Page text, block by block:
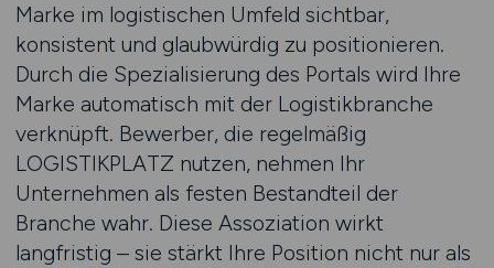
Marke im logistischen Umfeld sichtbar,
konsistent und glaubwürdig zu positionieren.
Durch die Spezialisierung des Portals wird Ihre
Marke automatisch mit der Logistikbranche
verknüpft. Bewerber, die regelmäßig
LOGISTIKPLATZ nutzen, nehmen Ihr
Unternehmen als festen Bestandteil der
Branche wahr. Diese Assoziation wirkt
langfristig – sie stärkt Ihre Position nicht nur als